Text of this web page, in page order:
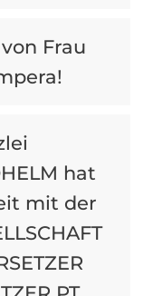
Frau
hat
mit der